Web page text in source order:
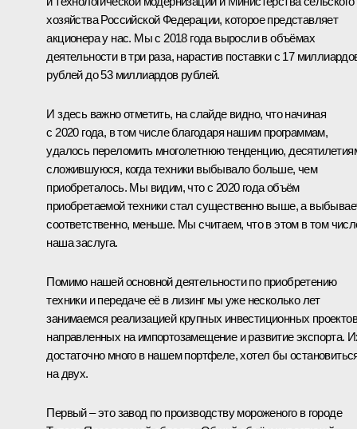
хозяйства Российской Федерации, которое представляет
акционера у нас. Мы с 2018 года выросли в объёмах
деятельности в три раза, нарастив поставки с 17
рублей до 53 миллиардов рублей.
И здесь важно отметить, на слайде видно, что начиная
с 2020 года, в том числе благодаря нашим программам,
удалось переломить многолетнюю тенденцию,
сложившуюся, когда техники выбывало больше, чем
приобреталось. Мы видим, что с 2020 года объём
приобретаемой техники стал существенно выше, а
соответственно, меньше. Мы считаем, что в этом в том
наша заслуга.
Помимо нашей основной деятельности по приобретению
техники и передаче её в лизинг мы уже несколько лет
занимаемся реализацией крупных инвестиционных
направленных на импортозамещение и развитие экспорта.
достаточно много в нашем портфеле, хотел бы
на двух.
Первый – это завод по производству мороженого в городе